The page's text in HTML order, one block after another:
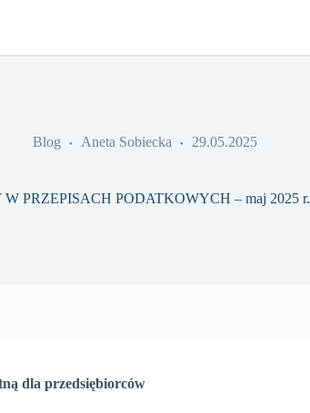
Blog Aneta Sobiecka 29.05.2025
PRZEPISACH PODATKOWYCH – maj 2025 r.
dla przedsiębiorców